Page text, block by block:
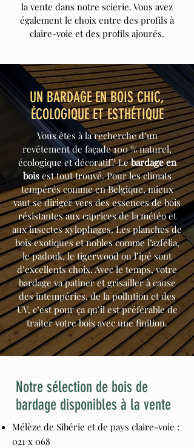
la vente dans notre scierie. Vous avez
également le choix entre des profils à
claire-voie et des profils ajourés.
UN BARDAGE EN BOIS CHIC,
ÉCOLOGIQUE ET ESTHÉTIQUE
Vous êtes à la recherche d’un
revêtement de façade 100 % naturel,
écologique et décoratif ? Lebardage en
boisest tout trouvé. Pour les climats
tempérés comme en Belgique, mieux
vaut se diriger vers des essences de bois
résistantes aux caprices de la météo et
aux insectes xylophages. Les planches de
bois exotiques et nobles comme l’azfélia,
le padouk, le tigerwood ou l’ipé sont
d’excellents choix. Avec le temps, votre
bardage va patiner et grisailler à cause
des intempéries, de la pollution et des
UV, c’est pour ça qu’il est préférable de
traiter votre bois avec une finition.
Notre sélection de bois de
bardage disponibles à la vente
Mélèze de Sibérie et de pays claire-voie :
021 x 068